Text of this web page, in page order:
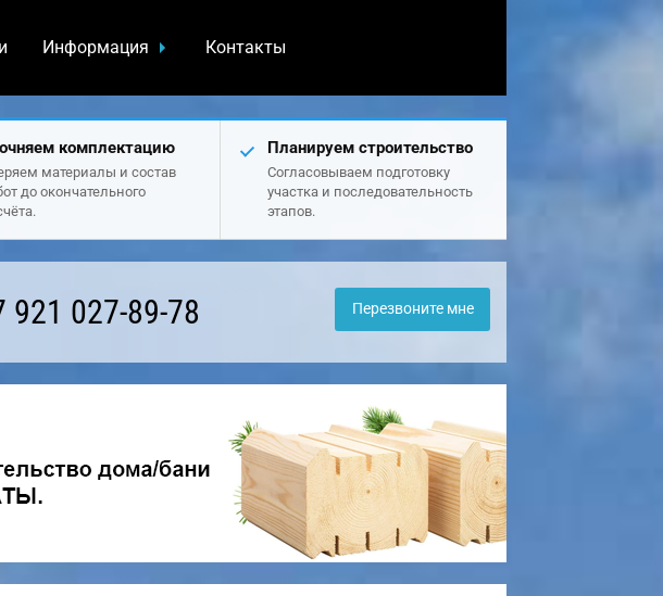
Информация Контакты
комплектацию
материалы и состав
до окончательного
Планируем строительство
Согласовываем подготовку
участка и последовательность
этапов.
921 027-89-78 Перезвоните мне